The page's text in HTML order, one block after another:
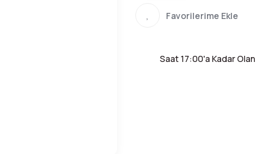
Saat 17:00'a Kadar